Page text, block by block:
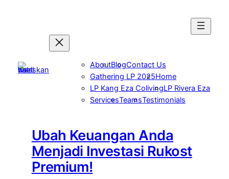
AboutBlogContact Us
Gathering LP 2025Home
LP Kang Eza ColivingLP Rivera Eza
ServicesTeamsTestimonials
Ubah Keuangan Anda
Menjadi Investasi Rukost
Premium!